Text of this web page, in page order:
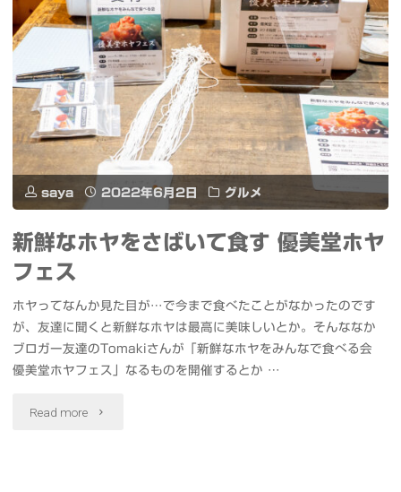
saya 2022年6月2日 グルメ
新鮮なホヤをさばいて食す 優美堂ホヤ
フェス
ホヤってなんか見た目が…で今まで食べたことがなかったのです
が、友達に聞くと新鮮なホヤは最高に美味しいとか。そんななか
ブロガー友達のTomakiさんが「新鮮なホヤをみんなで食べる会
優美堂ホヤフェス」なるものを開催するとか …
Read more "新